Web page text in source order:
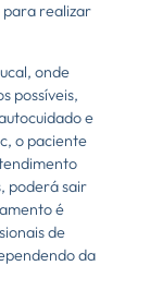
para realizar
onde
possíveis,
e
o paciente
poderá sair
é
de
da